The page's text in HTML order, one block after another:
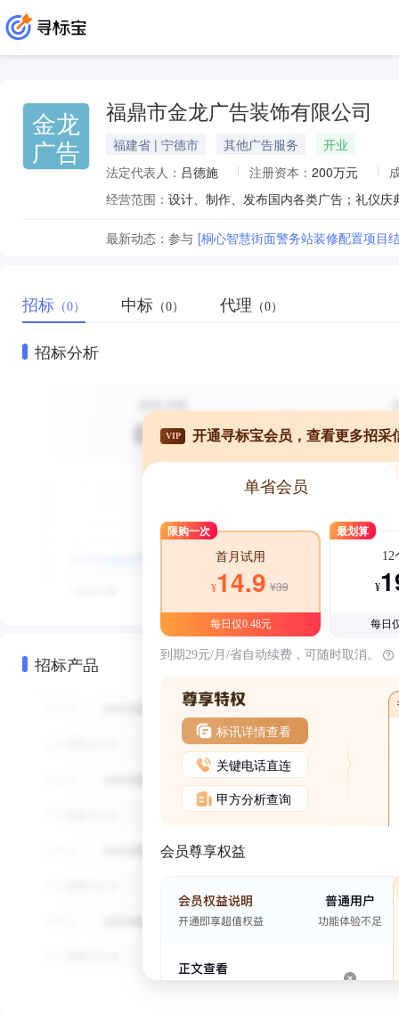
金龙
广告
福鼎市金龙广告装饰有限公司
福建省 | 宁德市 其他广告服务
开业
法定代表人： 吕德施 注册资本： 200万元
经营范围：
最新动态： 参与 [桐心智慧街面警务站装修配置项目
招标 （0） 中标 （0） 代理 （0）
招标分析
招标产品
VIP 开通寻标宝会员，查看更多招采
单省会员
限购一次
首月试用
¥14.9 ¥39
每日仅0.48元
最划算
12
¥
每日
到期29元/月/省自动续费，可随时取消。
标讯详情查看
关键电话直连
甲方分析查询
会员尊享权益